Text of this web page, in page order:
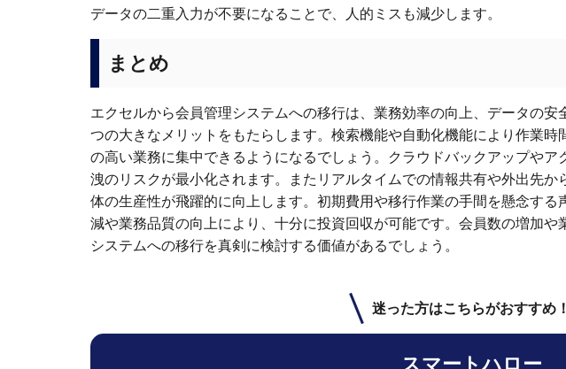
データの二重入力が不要になることで、人的ミスも減少します。
まとめ
エクセルから会員管理システムへの移行は、業務効率の向上、データの
つの大きなメリットをもたらします。検索機能や自動化機能により作業
の高い業務に集中できるようになるでしょう。クラウドバックアップや
洩のリスクが最小化されます。またリアルタイムでの情報共有や外出先
体の生産性が飛躍的に向上します。初期費用や移行作業の手間を懸念する
減や業務品質の向上により、十分に投資回収が可能です。会員数の増加
システムへの移行を真剣に検討する価値があるでしょう。
迷った方はこちらがおすすめ！
スマートハロー